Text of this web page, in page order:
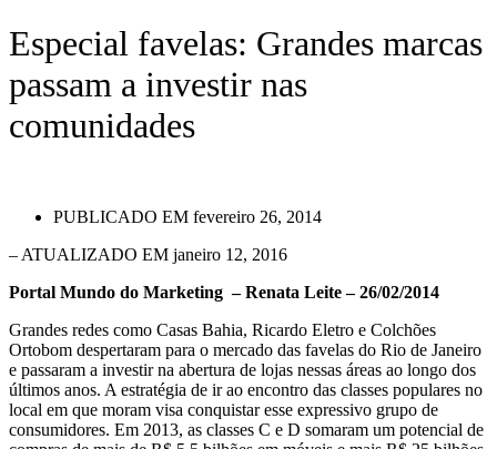
Especial favelas: Grandes marcas
passam a investir nas
comunidades
PUBLICADO EM fevereiro 26, 2014
– ATUALIZADO EM janeiro 12, 2016
Portal Mundo do Marketing – Renata Leite – 26/02/2014
Grandes redes como Casas Bahia, Ricardo Eletro e Colchões
Ortobom despertaram para o mercado das favelas do Rio de Janeiro
e passaram a investir na abertura de lojas nessas áreas ao longo dos
últimos anos. A estratégia de ir ao encontro das classes populares no
local em que moram visa conquistar esse expressivo grupo de
consumidores. Em 2013, as classes C e D somaram um potencial de